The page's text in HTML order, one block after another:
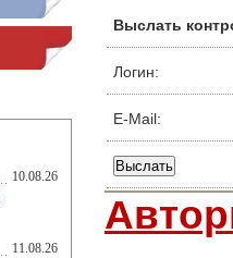
10.08.26
11.08.26
Выслать
Логин:
E-Mail: